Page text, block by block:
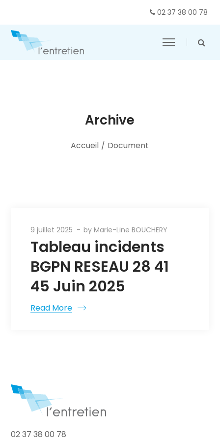
02 37 38 00 78
Archive
Accueil / Document
9 juillet 2025 byMarie-Line BOUCHERY
Tableau incidents
BGPN RESEAU 28 41
45 Juin 2025
Read More
02 37 38 00 78